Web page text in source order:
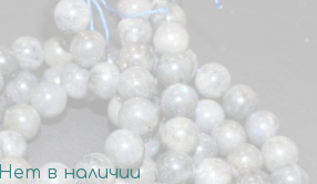
Нет в наличии